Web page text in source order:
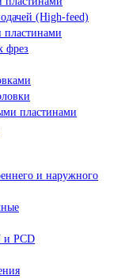
(High-feed)
фрез
пластинами
и наружного
и PCD